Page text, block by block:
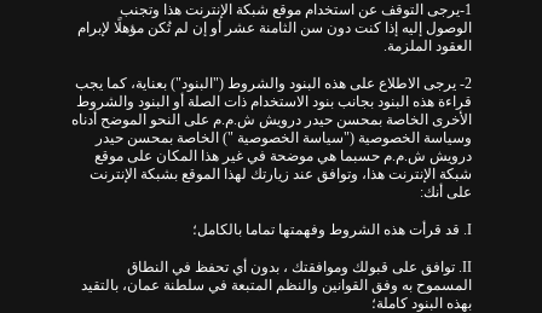
1-يرجى التوقف عن استخدام موقع شبكة الإنترنت هذا وتجنب
الوصول إليه إذا كنت دون سن الثامنة عشر أو إن لم تُكن مؤهلًا لإبرام
العقود الملزمة.
2- يرجى الاطلاع على هذه البنود والشروط ("البنود") بعناية، كما يجب
قراءة هذه البنود بجانب بنود الاستخدام ذات الصلة أو البنود والشروط
الأخرى الخاصة بمحسن حيدر درويش ش.م.م على النحو الموضح أدناه
وسياسة الخصوصية ("سياسة الخصوصية ") الخاصة بمحسن حيدر
درويش ش.م.م حسبما هي موضحة في غير هذا المكان على موقع
شبكة الإنترنت هذا، وتوافق عند زيارتك لهذا الموقع بشبكة الإنترنت
على أنك:
I. قد قرأت هذه الشروط وفهمتها تماما بالكامل؛
II. توافق على قبولك وموافقتك ، بدون أي تحفظ في النطاق
المسموح به وفق القوانين والنظم المتبعة في سلطنة عمان، بالتقيد
بهذه البنود كاملة؛